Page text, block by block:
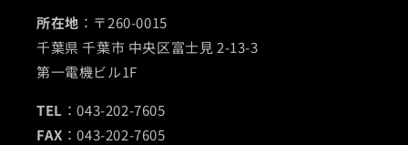
所在地 ：〒260-0015
千葉県 千葉市 中央区富士見 2-13-3
第一電機ビル1F
TEL ：043-202-7605
FAX ：043-202-7605